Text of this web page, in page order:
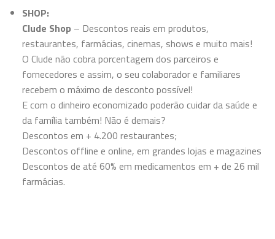
SHOP:
Clude Shop – Descontos reais em produtos,
restaurantes, farmácias, cinemas, shows e muito mais!
O Clude não cobra porcentagem dos parceiros e
fornecedores e assim, o seu colaborador e familiares
recebem o máximo de desconto possível!
E com o dinheiro economizado poderão cuidar da saúde e
da família também! Não é demais?
Descontos em + 4.200 restaurantes;
Descontos offline e online, em grandes lojas e magazines
Descontos de até 60% em medicamentos em + de 26 mil
farmácias.